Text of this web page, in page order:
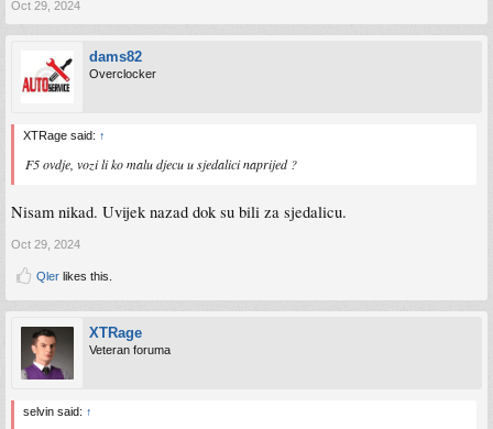
Oct 29, 2024
dams82
Overclocker
XTRage said: ↑
F5 ovdje, vozi li ko malu djecu u sjedalici naprijed ?
Nisam nikad. Uvijek nazad dok su bili za sjedalicu.
Oct 29, 2024
Qler likes this.
XTRage
Veteran foruma
selvin said: ↑